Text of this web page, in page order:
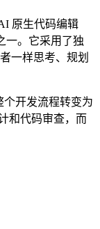
原生代码编辑
一。它采用了独
一样思考、规划
个开发流程转变为
和代码审查，而